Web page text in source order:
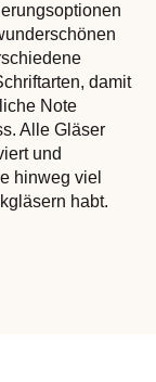
damit
Note
Alle Gläser
und
hinweg viel
habt.